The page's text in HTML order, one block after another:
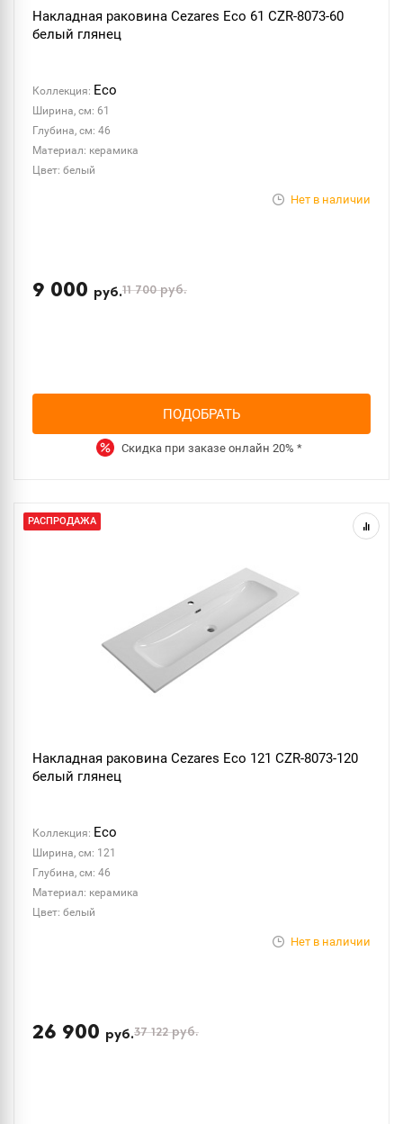
Накладная раковина Cezares Eco 61 CZR-8073-60
белый глянец
Коллекция: Eco
Ширина, см: 61
Глубина, см: 46
Материал: керамика
Цвет: белый
Нет в наличии
9 000 руб.11 700руб.
ПОДОБРАТЬ
Скидка при заказе онлайн 20% *
РАСПРОДАЖА
Накладная раковина Cezares Eco 121 CZR-8073-120
белый глянец
Коллекция: Eco
Ширина, см: 121
Глубина, см: 46
Материал: керамика
Цвет: белый
Нет в наличии
26 900 руб.37 122руб.